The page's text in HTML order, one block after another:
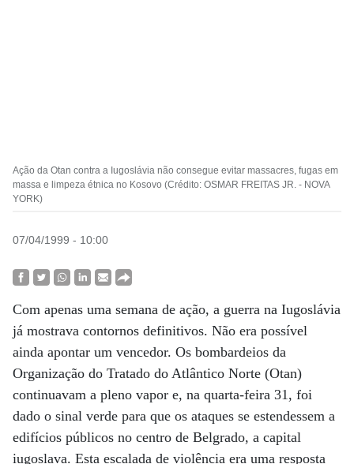
Ação da Otan contra a Iugoslávia não consegue evitar massacres, fugas em
massa e limpeza étnica no Kosovo (Crédito: OSMAR FREITAS JR. - NOVA
YORK)
07/04/1999 - 10:00
Com apenas uma semana de ação, a guerra na Iugoslávia
já mostrava contornos definitivos. Não era possível
ainda apontar um vencedor. Os bombardeios da
Organização do Tratado do Atlântico Norte (Otan)
continuavam a pleno vapor e, na quarta-feira 31, foi
dado o sinal verde para que os ataques se estendessem a
edifícios públicos no centro de Belgrado, a capital
iugoslava. Esta escalada de violência era uma resposta